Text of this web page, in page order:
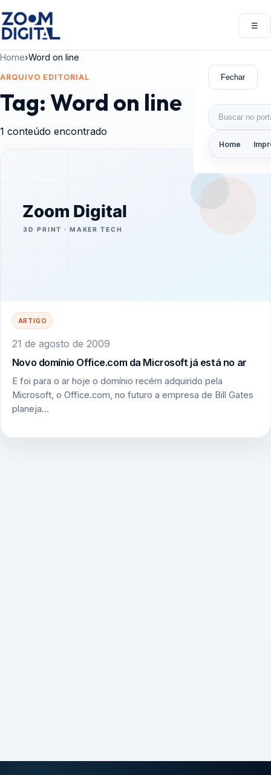
☰
Fechar
Buscar por:
Home
Home›Word on line
ARQUIVO EDITORIAL
Tag:Word on line
1 conteúdo encontrado
ARTIGO
21 de agosto de 2009
Novo domínio Office.com da Microsoft já está no ar
E foi para o ar hoje o domínio recém adquirido pela
Microsoft, o Office.com, no futuro a empresa de Bill Gates
planeja…